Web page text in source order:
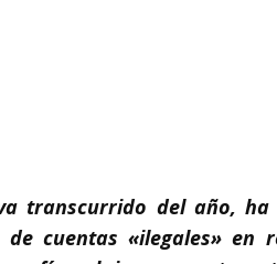
transcurrido del año,
cuentas «ilegales» en